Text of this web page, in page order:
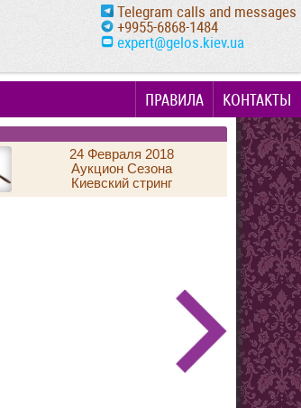
Telegram calls and messages
+9955-6868-1484
expert@gelos.kiev.ua
КОНТАКТЫ
ПРАВИЛА
24 Февраля 2018
Аукцион Сезона
Киевский стринг